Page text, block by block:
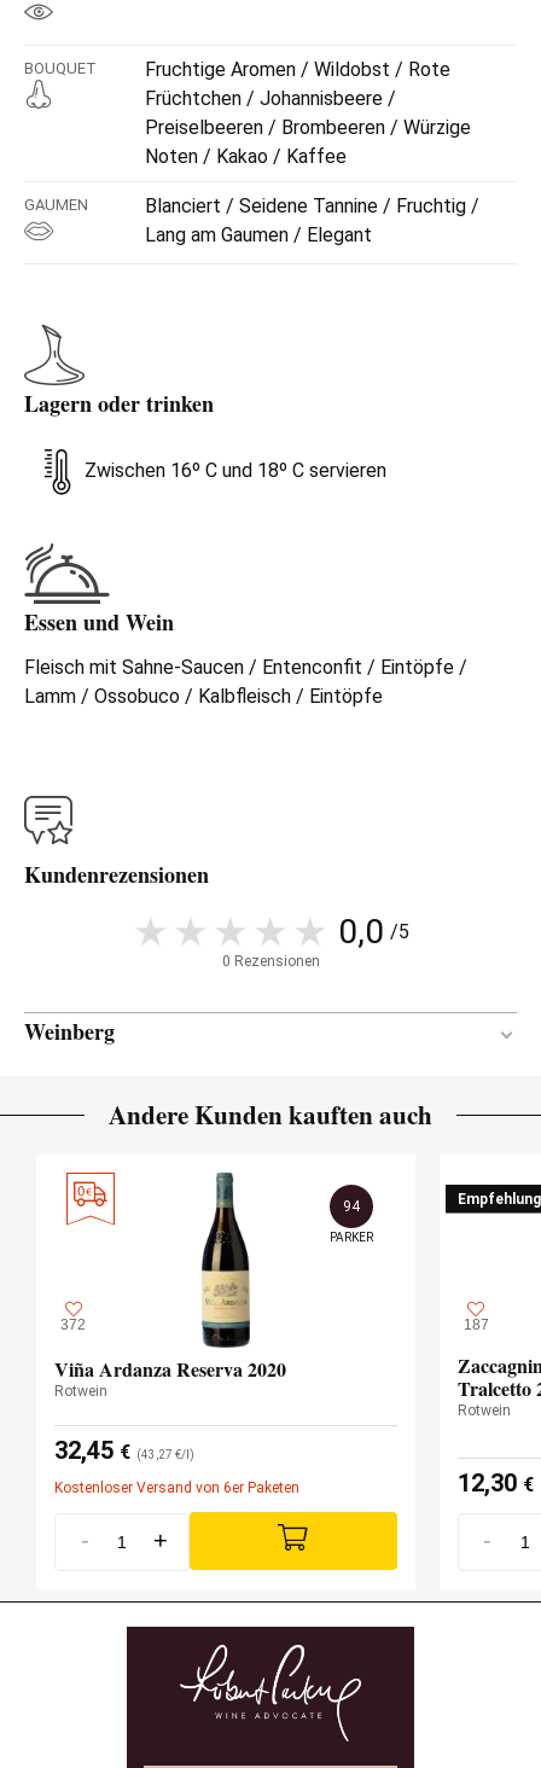
BOUQUET
Fruchtige Aromen / Wildobst / Rote
Früchtchen / Johannisbeere /
Preiselbeeren / Brombeeren / Würzige
Noten / Kakao / Kaffee
GAUMEN
Blanciert / Seidene Tannine / Fruchtig /
Lang am Gaumen / Elegant
Lagern oder trinken
Zwischen 16º C und 18º C servieren
Essen und Wein
Fleisch mit Sahne-Saucen / Entenconfit / Eintöpfe /
Lamm / Ossobuco / Kalbfleisch / Eintöpfe
Kundenrezensionen
0,0 /5
0 Rezensionen
Weinberg
Andere Kunden kauften auch
372
94
PARKER
Viña Ardanza Reserva 2020
Rotwein
32,45 € (43,27 €/l)
Kostenloser Versand von 6er Paketen
- +
Empfehlung
187
Tralcetto
Rotwein
12,30 €
-